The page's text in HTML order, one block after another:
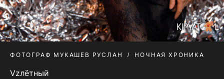
ФОТОГРАФ МУКАШЕВ РУСЛАН НОЧНАЯ ХРОНИКА
Vzлётный